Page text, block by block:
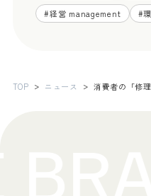
#経営 management #
TOP ニュース 消費者の「修